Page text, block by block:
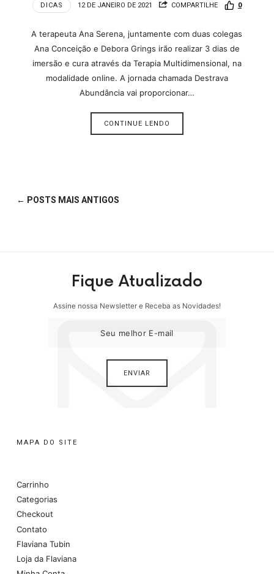
DICAS 12 DE JANEIRO DE 2021 COMPARTILHE 0
A terapeuta Ana Serena, juntamente com duas colegas
Ana Conceição e Debora Grings irão realizar 3 dias de
imersão e cura através da Terapia Multidimensional, na
modalidade online. A jornada chamada Destrava
Abundância vai proporcionar…
CONTINUE LENDO
← POSTS MAIS ANTIGOS
Fique Atualizado
Assine nossa Newsletter e Receba as Novidades!
MAPA DO SITE
Carrinho
Categorias
Checkout
Contato
Flaviana Tubin
Loja da Flaviana